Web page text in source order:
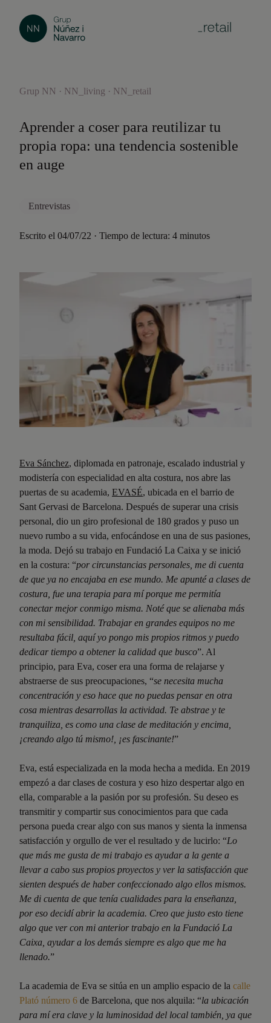
Grup NN · NN_living · NN_retail
Aprender a coser para reutilizar tu
propia ropa: una tendencia sostenible
en auge
Entrevistas
Escrito el 04/07/22 · Tiempo de lectura: 4 minutos
Eva Sánchez, diplomada en patronaje, escalado industrial y
modistería con especialidad en alta costura, nos abre las
puertas de su academia, EVASÉ, ubicada en el barrio de
Sant Gervasi de Barcelona. Después de superar una crisis
personal, dio un giro profesional de 180 grados y puso un
nuevo rumbo a su vida, enfocándose en una de sus pasiones,
la moda. Dejó su trabajo en Fundació La Caixa y se inició
en la costura: “por circunstancias personales, me di cuenta
de que ya no encajaba en ese mundo. Me apunté a clases de
costura, fue una terapia para mí porque me permitía
conectar mejor conmigo misma. Noté que se alienaba más
con mi sensibilidad. Trabajar en grandes equipos no me
resultaba fácil, aquí yo pongo mis propios ritmos y puedo
dedicar tiempo a obtener la calidad que busco”. Al
principio, para Eva, coser era una forma de relajarse y
abstraerse de sus preocupaciones, “se necesita mucha
concentración y eso hace que no puedas pensar en otra
cosa mientras desarrollas la actividad. Te abstrae y te
tranquiliza, es como una clase de meditación y encima,
¡creando algo tú mismo!, ¡es fascinante!”
Eva, está especializada en la moda hecha a medida. En 2019
empezó a dar clases de costura y eso hizo despertar algo en
ella, comparable a la pasión por su profesión. Su deseo es
transmitir y compartir sus conocimientos para que cada
persona pueda crear algo con sus manos y sienta la inmensa
satisfacción y orgullo de ver el resultado y de lucirlo: “Lo
que más me gusta de mi trabajo es ayudar a la gente a
llevar a cabo sus propios proyectos y ver la satisfacción que
sienten después de haber confeccionado algo ellos mismos.
Me di cuenta de que tenía cualidades para la enseñanza,
por eso decidí abrir la academia. Creo que justo esto tiene
algo que ver con mi anterior trabajo en la Fundació La
Caixa, ayudar a los demás siempre es algo que me ha
llenado.”
La academia de Eva se sitúa en un amplio espacio de la calle
Plató número 6 de Barcelona, que nos alquila: “la ubicación
para mí era clave y la luminosidad del local también, ya que